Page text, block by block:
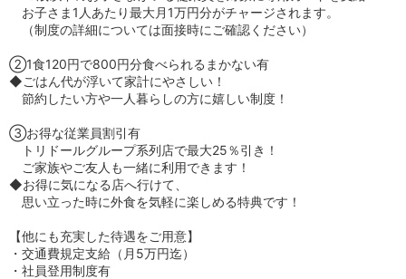
お子さま1人あたり最大月1万円分がチャージされます。
（制度の詳細については面接時にご確認ください）
②1食120円で800円分食べられるまかない有
◆ごはん代が浮いて家計にやさしい！
節約したい方や一人暮らしの方に嬉しい制度！
③お得な従業員割引有
トリドールグループ系列店で最大25％引き！
ご家族やご友人も一緒に利用できます！
◆お得に気になる店へ行けて、
思い立った時に外食を気軽に楽しめる特典です！
【他にも充実した待遇をご用意】
・交通費規定支給（月5万円迄）
・社員登用制度有